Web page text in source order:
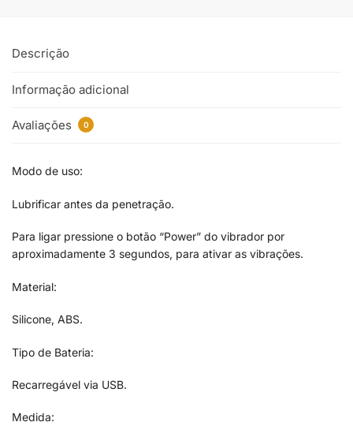
Descrição
Informação adicional
Avaliações 0
Modo de uso:
Lubrificar antes da penetração.
Para ligar pressione o botão “Power” do vibrador por
aproximadamente 3 segundos, para ativar as vibrações.
Material:
Silicone, ABS.
Tipo de Bateria:
Recarregável via USB.
Medida: